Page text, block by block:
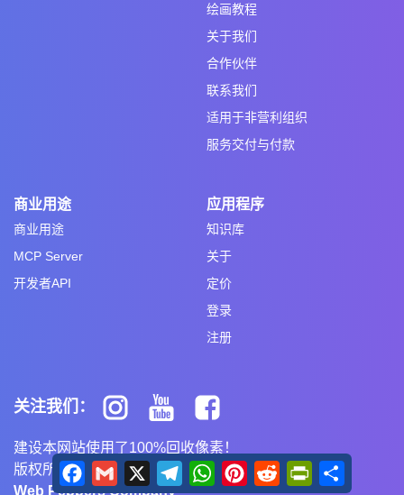
绘画教程
关于我们
合作伙伴
联系我们
适用于非营利组织
服务交付与付款
商业用途
商业用途
MCP Server
开发者API
应用程序
知识库
关于
定价
登录
注册
关注我们：
建设本网站使用了100%回收像素！
版权所有 ©2020-2026 网站创建者：
Web Peppers Company
Facebook
Gmail X TelegramWhatsAppPinterestRedditPrintFriendly